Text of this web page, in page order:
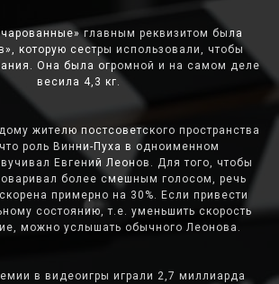
главным реквизитом была
которую сестры использовали, чтобы
Она была огромной и на самом деле
весила 4,3 кг.
жителю постсоветского пространства
роль Винни-Пуха в одноименном
Евгений Леонов. Для того, чтобы
более смешным голосом, речь
примерно на 30%. Если привести
состоянию, т.е. уменьшить скорость
можно услышать обычного Леонова.
в видеоигры играли 2,7 миллиарда